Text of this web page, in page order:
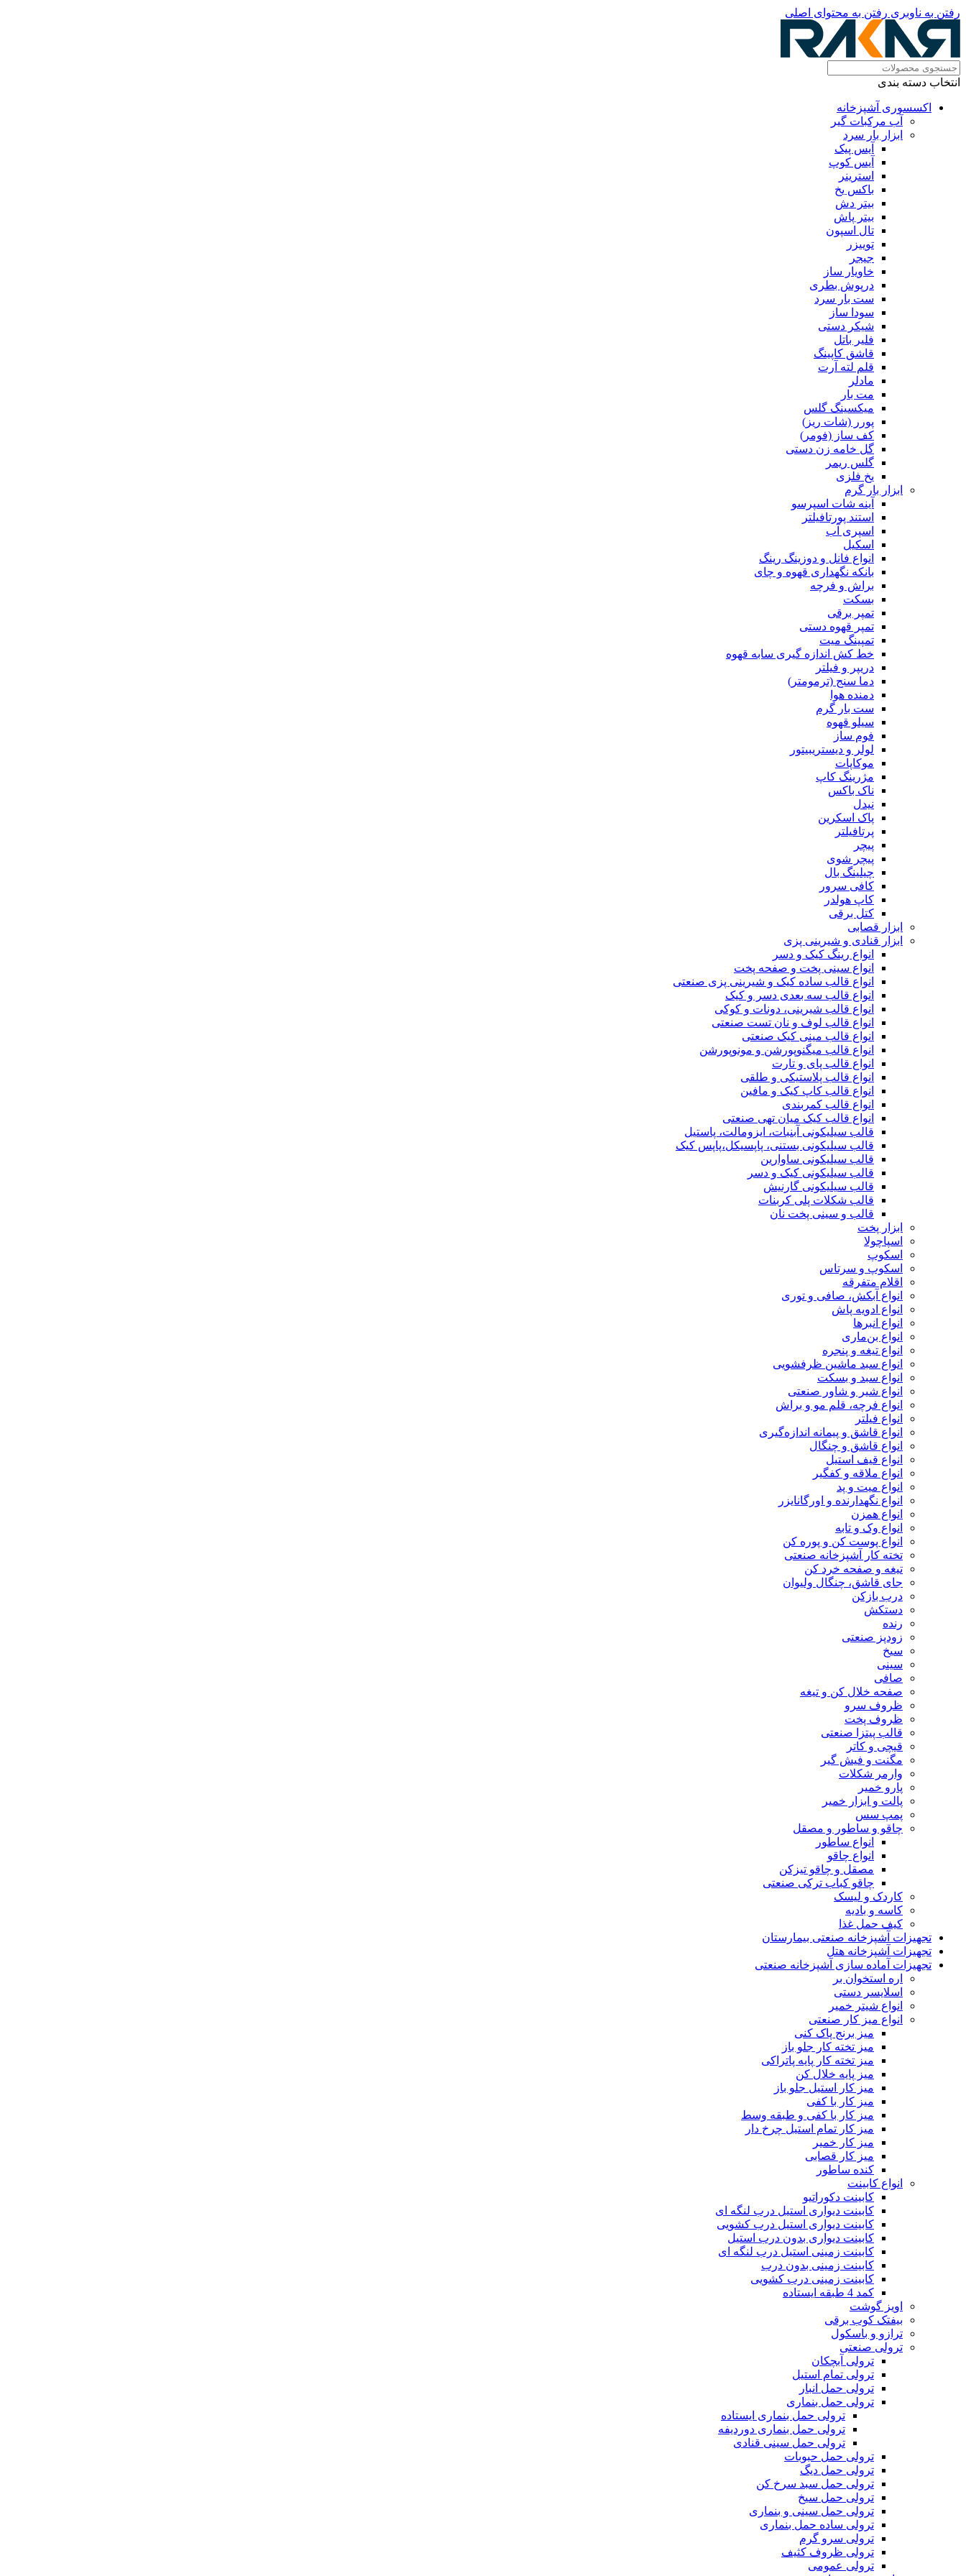
رفتن به ناوبری رفتن به محتوای اصلی
انتخاب دسته بندی
اکسسوری آشپزخانه
آب مرکبات گیر
ابزار بار سرد
آیس پیک
آیس کوپ
استرینر
باکس یخ
بیتر دش
بیتر پاش
تال اسپون
توییزر
جیجر
خاویار ساز
درپوش بطری
ست بار سرد
سودا ساز
شیکر دستی
فلیر باتل
قاشق کاپینگ
قلم لته آرت
مادلر
مت بار
میکسینگ گلس
پورر (شات ریز)
کف ساز (فومر)
گل خامه زن دستی
گلس ریمر
یخ فلزی
ابزار بار گرم
آینه شات اسپرسو
استند پورتافیلتر
اسپری آب
اسکیل
انواع فانل و دوزینگ رینگ
بانکه نگهداری قهوه و چای
براش و فرچه
بسکت
تمپر برقی
تمپر قهوه دستی
تمپینگ میت
خط کش اندازه گیری سابه قهوه
دریپر و فیلتر
دما سنج (ترمومتر)
دمنده هوا
ست بار گرم
سیلو قهوه
فوم ساز
لولر و دیستریبیتور
موکاپات
مژرینگ کاپ
ناک باکس
نیدل
پاک اسکرین
پرتافیلتر
پیچر
پیچر شوی
چیلینگ بال
کافی سرور
کاپ هولدر
کتل برقی
ابزار قصابی
ابزار قنادی و شیرینی پزی
انواع رینگ کیک و دسر
انواع سینی پخت و صفحه پخت
انواع قالب ساده کیک و شیرینی‌ پزی صنعتی
انواع قالب سه بعدی دسر و کیک
انواع قالب شیرینی، دونات و کوکی
انواع قالب لوف و نان تست صنعتی
انواع قالب مینی کیک صنعتی
انواع قالب میگنوپورشن و مونوپورشن
انواع قالب پای و تارت
انواع قالب پلاستیکی و طلقی
انواع قالب کاپ کیک و مافین
انواع قالب کمربندی
انواع قالب کیک میان تهی صنعتی
قالب سیلیکونی آبنبات، ایزومالت، پاستیل
قالب سیلیکونی بستنی، پاپسیکل،پاپس کیک
قالب سیلیکونی ساوارین
قالب سیلیکونی کیک و دسر
قالب سیلیکونی گارنیش
قالب شکلات پلی کربنات
قالب و سینی پخت نان
ابزار پخت
اسپاچولا
اسکوپ
اسکوپ و سرتاس
اقلام متفرقه
انواع آبکش، صافی و توری
انواع ادویه پاش
انواع انبرها
انواع بن‌ماری
انواع تیغه و پنجره
انواع سبد ماشین ظرفشویی
انواع سبد و بسکت
انواع شیر و شاور صنعتی
انواع فرچه، قلم مو و براش
انواع فیلتر
انواع قاشق و پیمانه اندازه‌گیری
انواع قاشق و چنگال
انواع قیف استیل
انواع ملاقه و کفگیر
انواع میت و پد
انواع نگهدارنده و اورگانایزر
انواع همزن
انواع وک و تابه
انواع پوست کن و پوره کن
تخته کار آشپزخانه صنعتی
تیغه و صفحه خرد کن
جای قاشق، چنگال ولیوان
درب بازکن
دستکش
رنده
زودپز صنعتی
سیخ
سینی
صافی
صفحه خلال کن و تیغه
ظروف سرو
ظروف پخت
قالب پیتزا صنعتی
قیچی و کاتر
مگنت و فیش گیر
وارمر شکلات
پارو خمیر
پالت و ابزار خمیر
پمپ سس
چاقو و ساطور و مصقل
انواع ساطور
انواع چاقو
مصقل و چاقو تیزکن
چاقو کباب ترکی صنعتی
کاردک و لیسک
کاسه و بادیه
کیف حمل غذا
تجهیزات آشپزخانه صنعتی بیمارستان
تجهیزات آشپزخانه هتل
تجهیزات آماده سازی آشپزخانه صنعتی
اره استخوان بر
اسلایسر دستی
انواع شیتر خمیر
انواع میز کار صنعتی
میز برنج پاک کنی
میز تخته کار جلو باز
میز تخته کار پایه پاتراکی
میز پایه خلال کن
میز کار استیل جلو باز
میز کار با کفی
میز کار با کفی و طبقه وسط
میز کار تمام استیل چرخ دار
میز کار خمیر
میز کار قصابی
کنده ساطور
انواع کابینت
کابینت دکوراتیو
کابینت دیواری استیل درب لنگه ای
کابینت دیواری استیل درب کشویی
کابینت دیواری بدون درب استیل
کابینت زمینی استیل درب لنگه ای
کابینت زمینی بدون درب
کابینت زمینی درب کشویی
کمد 4 طبقه ایستاده
اویز گوشت
بیفتک کوب برقی
ترازو و باسکول
ترولی صنعتی
ترولی آبچکان
ترولی تمام استیل
ترولی حمل انبار
ترولی حمل بنماری
ترولی حمل بنماری ایستاده
ترولی حمل بنماری دوردیفه
ترولی حمل سینی قنادی
ترولی حمل حبوبات
ترولی حمل دیگ
ترولی حمل سبد سرخ کن
ترولی حمل سیخ
ترولی حمل سینی و بنماری
ترولی ساده حمل بنماری
ترولی سرو گرم
ترولی ظروف کثیف
ترولی عمومی